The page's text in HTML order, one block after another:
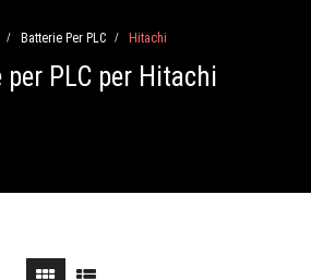
/ Batterie Per PLC / Hitachi
per PLC per Hitachi